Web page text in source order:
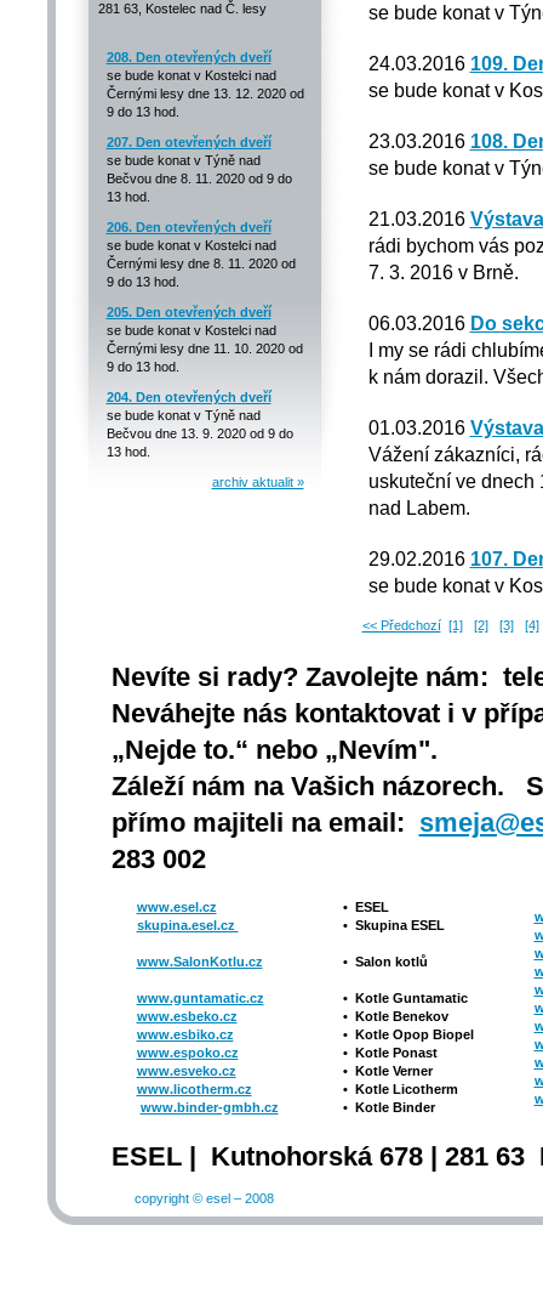
281 63, Kostelec nad Č. lesy
208. Den otevřených dveří
se bude konat v Kostelci nad
Černými lesy dne 13. 12. 2020 od
9 do 13 hod.
207. Den otevřených dveří
se bude konat v Týně nad
Bečvou dne 8. 11. 2020 od 9 do
13 hod.
206. Den otevřených dveří
se bude konat v Kostelci nad
Černými lesy dne 8. 11. 2020 od
9 do 13 hod.
205. Den otevřených dveří
se bude konat v Kostelci nad
Černými lesy dne 11. 10. 2020 od
9 do 13 hod.
204. Den otevřených dveří
se bude konat v Týně nad
Bečvou dne 13. 9. 2020 od 9 do
13 hod.
archiv aktualit »
se bude konat v
24.03.2016 109.
se bude konat v
23.03.2016 108.
se bude konat v
21.03.2016
rádi bychom vás
7. 3. 2016 v Brně.
06.03.2016 Do
I my se rádi
k nám dorazil.
01.03.2016
Vážení zákazníci,
uskuteční ve dnech
nad Labem.
29.02.2016 107.
se bude konat v
<< Předchozí [1] [2] [3] [4]
Nevíte si rady? Zavolejte nám:
Neváhejte nás kontaktovat i v
„Nejde to.“ nebo „Nevím".
Záleží nám na Vašich názorech.
přímo majiteli na email:
283 002
www.esel.cz
skupina.esel.cz
www.SalonKotlu.cz
www.guntamatic.cz
www.esbeko.cz
www.esbiko.cz
www.espoko.cz
www.esveko.cz
www.licotherm.cz
www.binder-gmbh.cz
• ESEL
• Skupina ESEL
• Salon kotlů
• Kotle Guntamatic
• Kotle Benekov
• Kotle Opop Biopel
• Kotle Ponast
• Kotle Verner
• Kotle Licotherm
• Kotle Binder
ESEL | Kutnohorská 678 | 281
copyright © esel – 2008